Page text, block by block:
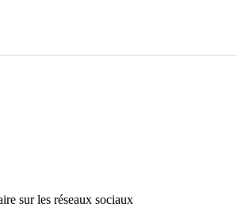
sur les réseaux sociaux